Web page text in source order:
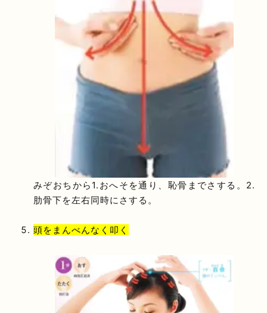
みぞおちから1.おへそを通り、恥骨までさする。2.
肋骨下を左右同時にさする。
頭をまんべんなく叩く